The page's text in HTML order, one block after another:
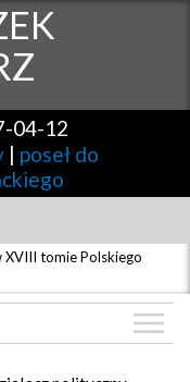
04-12
| poseł do
XVIII tomie Polskiego